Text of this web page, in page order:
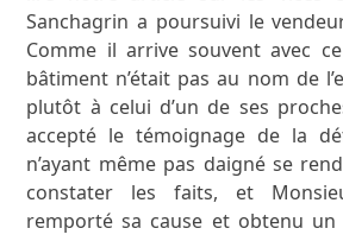
Sanchagrin a poursuivi le
Comme il arrive souvent avec
bâtiment n’était pas au nom de
plutôt à celui d’un de ses
accepté le témoignage de la
n’ayant même pas daigné se
constater les faits, et
remporté sa cause et obtenu un